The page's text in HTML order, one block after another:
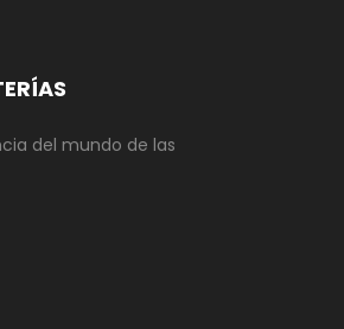
del mundo de las